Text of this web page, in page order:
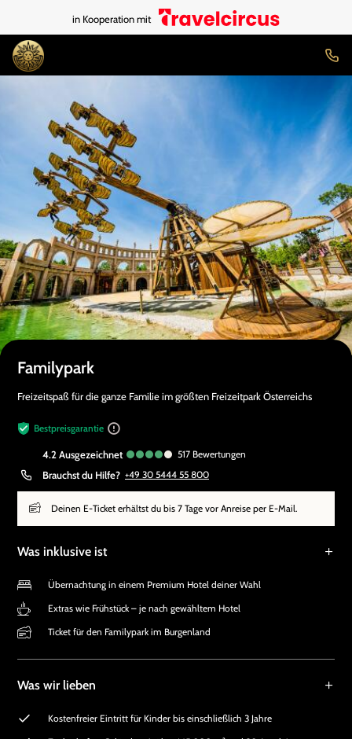
in Kooperation mit
Familypark
Freizeitspaß für die ganze Familie im größten Freizeitpark Österreichs
Bestpreisgarantie
4.2 ausgezeichnet 517 Bewertungen
Brauchst du Hilfe? +49 30 5444 55 800
Deinen E-Ticket erhältst du bis 7 Tage vor Anreise per E-Mail.
Was inklusive ist
Übernachtung in einem Premium Hotel deiner Wahl
Extras wie Frühstück – je nach gewähltem Hotel
Ticket für den Familypark im Burgenland
Was wir lieben
Kostenfreier Eintritt für Kinder bis einschließlich 3 Jahre